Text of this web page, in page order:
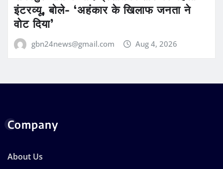
इंटरव्यू, बोले- ‘अहंकार के खिलाफ जनता ने
वोट दिया’
gbn24news@gmail.com Aug 4, 2026
Company
About Us